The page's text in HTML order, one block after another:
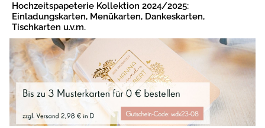
Hochzeitspapeterie Kollektion 2024/2025:
Einladungskarten, Menükarten, Dankeskarten,
Tischkarten u.v.m.